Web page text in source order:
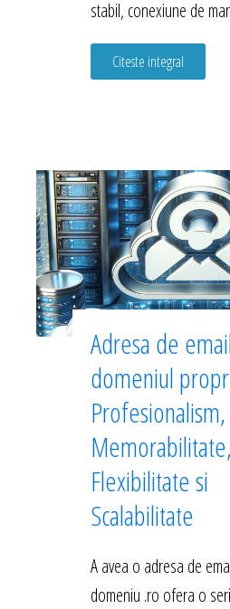
stabil, conexiune de
Citeste integral
Adresa de
domeniul
Profesionalism,
Memorabilitate,
Flexibilitate si
Scalabilitate
A avea o adresa de
domeniu .ro ofera o